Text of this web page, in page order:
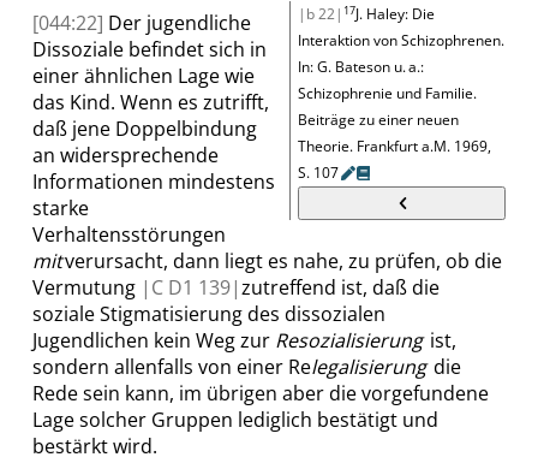
|b 22| 17J. Haley: Die
Interaktion von Schizophrenen.
In:G. Bateson u. a.:
Schizophrenie und Familie.
Beiträge zu einer neuen
Theorie. Frankfurta.M. 1969,
S. 107
[044:22] Der jugendliche
Dissoziale befindet sich in
einer ähnlichen Lage wie
das Kind. Wenn es zutrifft,
daß jene Doppelbindung
an widersprechende
Informationen mindestens
starke
Verhaltensstörungen
mitverursacht, dann liegt es nahe, zu prüfen, ob die
Vermutung | C D1 139|zutreffend ist, daß die
soziale Stigmatisierung des dissozialen
Jugendlichen kein Weg zur Resozialisierungist,
sondern allenfalls von einer Relegalisierungdie
Rede sein kann, im übrigen aber die vorgefundene
Lage solcher Gruppen lediglich bestätigt und
bestärkt wird.